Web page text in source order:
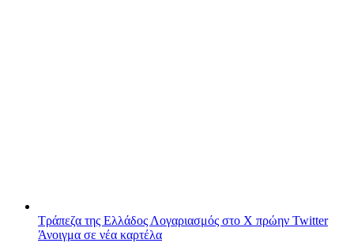
Τράπεζα της Ελλάδος Λογαριασμός στο X πρώην Twitter
Άνοιγμα σε νέα καρτέλα